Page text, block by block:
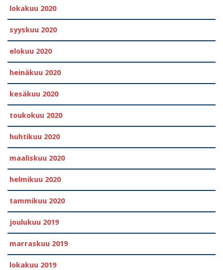
lokakuu 2020
syyskuu 2020
elokuu 2020
heinäkuu 2020
kesäkuu 2020
toukokuu 2020
huhtikuu 2020
maaliskuu 2020
helmikuu 2020
tammikuu 2020
joulukuu 2019
marraskuu 2019
lokakuu 2019